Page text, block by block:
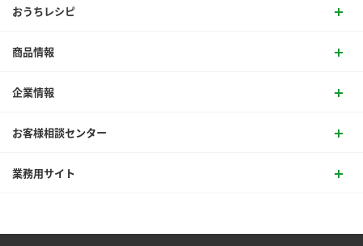
おうちレシピ
商品情報
企業情報
お客様相談センター
業務用サイト